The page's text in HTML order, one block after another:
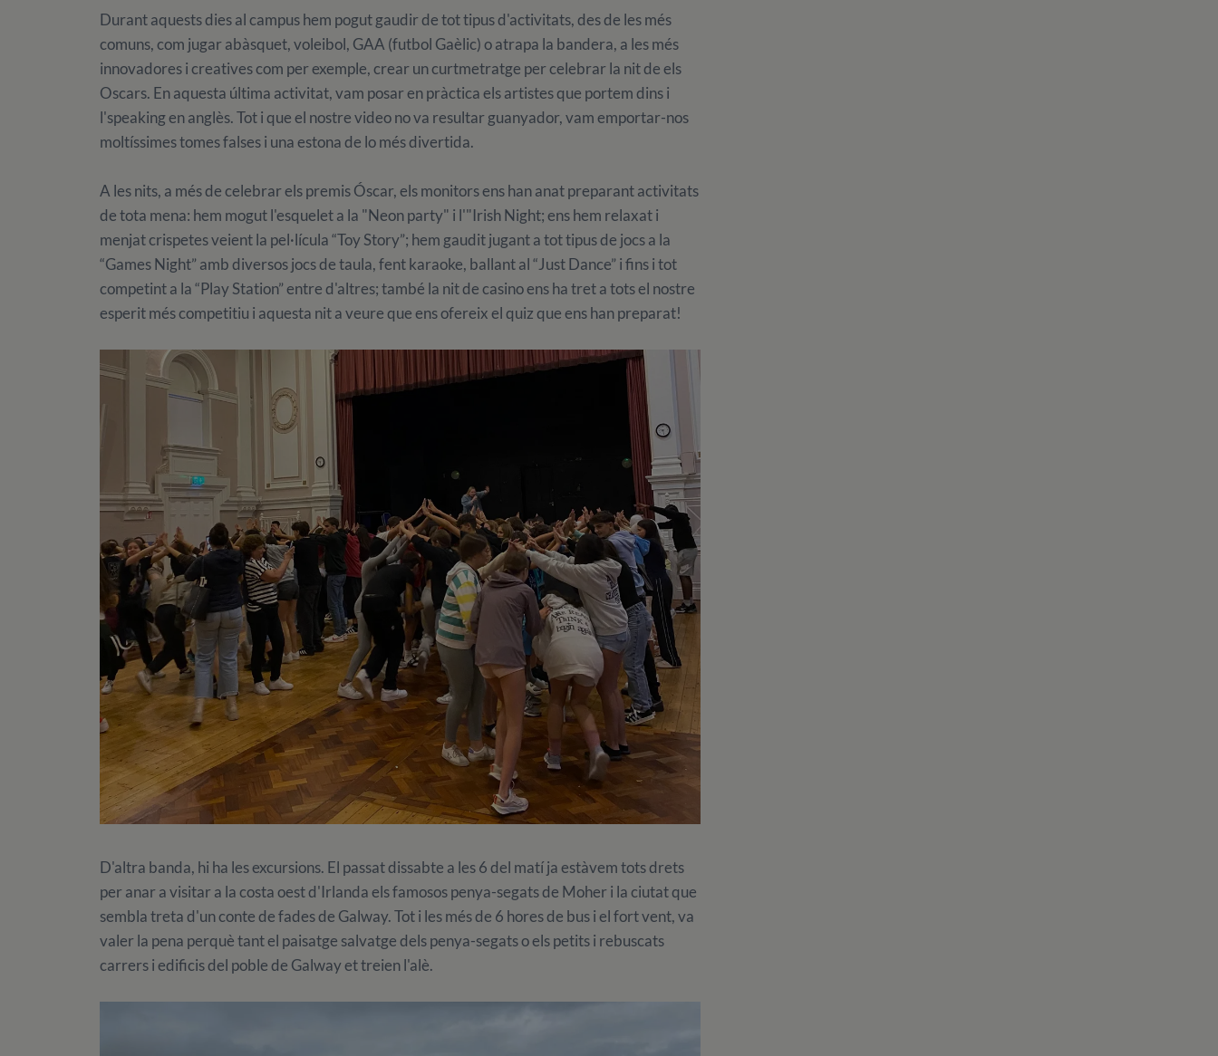
Durant aquests dies al campus hem pogut gaudir de tot tipus d'activitats, des de les més
comuns, com jugar abàsquet, voleibol, GAA (futbol Gaèlic) o atrapa la bandera, a les més
innovadores i creatives com per exemple, crear un curtmetratge per celebrar la nit de els
Oscars. En aquesta última activitat, vam posar en pràctica els artistes que portem dins i
l'speaking en anglès. Tot i que el nostre video no va resultar guanyador, vam emportar-nos
moltíssimes tomes falses i una estona de lo més divertida.
A les nits, a més de celebrar els premis Óscar, els monitors ens han anat preparant activitats
de tota mena: hem mogut l'esquelet a la "Neon party" i l'"Irish Night; ens hem relaxat i
menjat crispetes veient la pel·lícula “Toy Story”; hem gaudit jugant a tot tipus de jocs a la
“Games Night” amb diversos jocs de taula, fent karaoke, ballant al “Just Dance” i fins i tot
competint a la “Play Station” entre d'altres; també la nit de casino ens ha tret a tots el nostre
esperit més competitiu i aquesta nit a veure que ens ofereix el quiz que ens han preparat!
D'altra banda, hi ha les excursions. El passat dissabte a les 6 del matí ja estàvem tots drets
per anar a visitar a la costa oest d'Irlanda els famosos penya-segats de Moher i la ciutat que
sembla treta d'un conte de fades de Galway. Tot i les més de 6 hores de bus i el fort vent, va
valer la pena perquè tant el paisatge salvatge dels penya-segats o els petits i rebuscats
carrers i edificis del poble de Galway et treien l'alè.